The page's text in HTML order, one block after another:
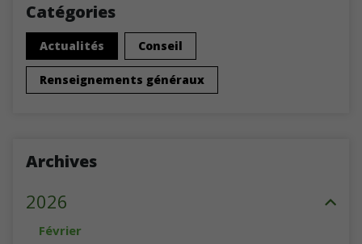
Catégories
Actualités Conseil
Renseignements généraux
Archives
2026
Février